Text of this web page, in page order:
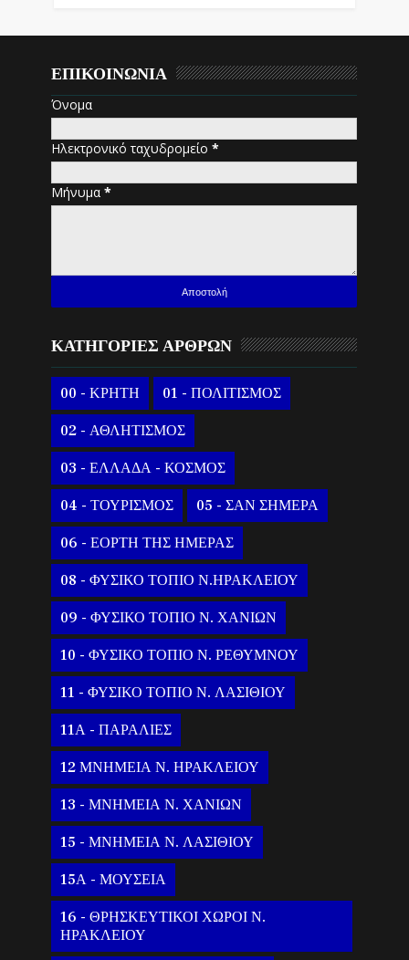
ΕΠΙΚΟΙΝΩΝΙΑ
Όνομα
Ηλεκτρονικό ταχυδρομείο*
Μήνυμα*
ΚΑΤΗΓΟΡΙΕΣ ΑΡΘΡΩΝ
00 - ΚΡΗΤΗ 01 - ΠΟΛΙΤΙΣΜΟΣ
02 - ΑΘΛΗΤΙΣΜΟΣ
03 - ΕΛΛΑΔΑ - ΚΟΣΜΟΣ
04 - ΤΟΥΡΙΣΜΟΣ 05 - ΣΑΝ ΣΗΜΕΡΑ
06 - ΕΟΡΤΗ ΤΗΣ ΗΜΕΡΑΣ
08 - ΦΥΣΙΚΟ ΤΟΠΙΟ Ν.ΗΡΑΚΛΕΙΟΥ
09 - ΦΥΣΙΚΟ ΤΟΠΙΟ Ν. ΧΑΝΙΩΝ
10 - ΦΥΣΙΚΟ ΤΟΠΙΟ Ν. ΡΕΘΥΜΝΟΥ
11 - ΦΥΣΙΚΟ ΤΟΠΙΟ Ν. ΛΑΣΙΘΙΟΥ
11Α - ΠΑΡΑΛΙΕΣ
12 ΜΝΗΜΕΙΑ Ν. ΗΡΑΚΛΕΙΟΥ
13 - ΜΝΗΜΕΙΑ Ν. ΧΑΝΙΩΝ
15 - ΜΝΗΜΕΙΑ Ν. ΛΑΣΙΘΙΟΥ
15Α - ΜΟΥΣΕΙΑ
16 - ΘΡΗΣΚΕΥΤΙΚΟΙ ΧΩΡΟΙ Ν.
ΗΡΑΚΛΕΙΟΥ